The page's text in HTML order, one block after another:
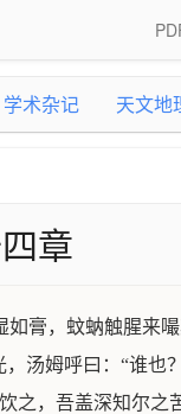
学术杂记 天文地
章
膏，蚊蚋触腥来
汤姆呼曰：“谁
，吾盖深知尔